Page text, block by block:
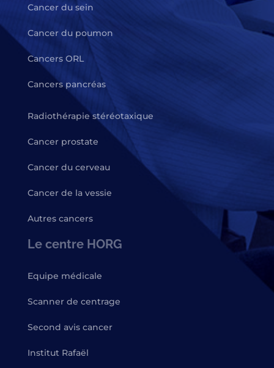
Cancer du sein
Cancer du poumon
Cancers ORL
Cancers pancréas
Radiothérapie stéréotaxique
Cancer prostate
Cancer du cerveau
Cancer de la vessie
Autres cancers
Le centre HORG
Equipe médicale
Scanner de centrage
Second avis cancer
Institut Rafaël